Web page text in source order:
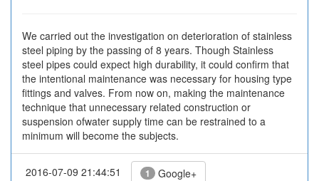
We carried out the investigation on deterioration of stainless
steel piping by the passing of 8 years. Though Stainless
steel pipes could expect high durability, it could confirm that
the intentional maintenance was necessary for housing type
fittings and valves. From now on, making the maintenance
technique that unnecessary related construction or
suspension ofwater supply time can be restrained to a
minimum will become the subjects.
2016-07-09 21:44:51 1 Google+